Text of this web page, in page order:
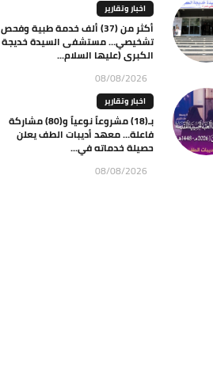
اخبار وتقارير
أكثر من (37) ألف خدمة طبية وفحص
تشخيصي… مستشفى السيدة خديجة
الكبرى (عليها السلام...
08/08/2026
اخبار وتقارير
بـ(18) مشروعاً نوعياً و(80) مشاركة
فاعلة… معهد أديبات الطف يعلن
حصيلة خدماته في...
08/08/2026